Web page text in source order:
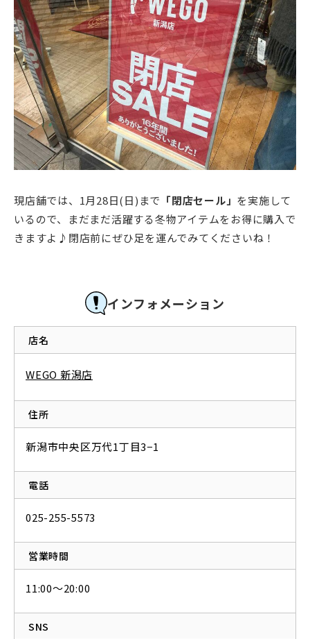
現店舗では、1月28日(日)まで 「閉店セール」 を実施して
いるので、まだまだ活躍する冬物アイテムをお得に購入で
きますよ♪閉店前にぜひ足を運んでみてくださいね！
インフォメーション
店名
WEGO 新潟店
住所
新潟市中央区万代1丁目3−1
電話
025-255-5573
営業時間
11:00～20:00
SNS